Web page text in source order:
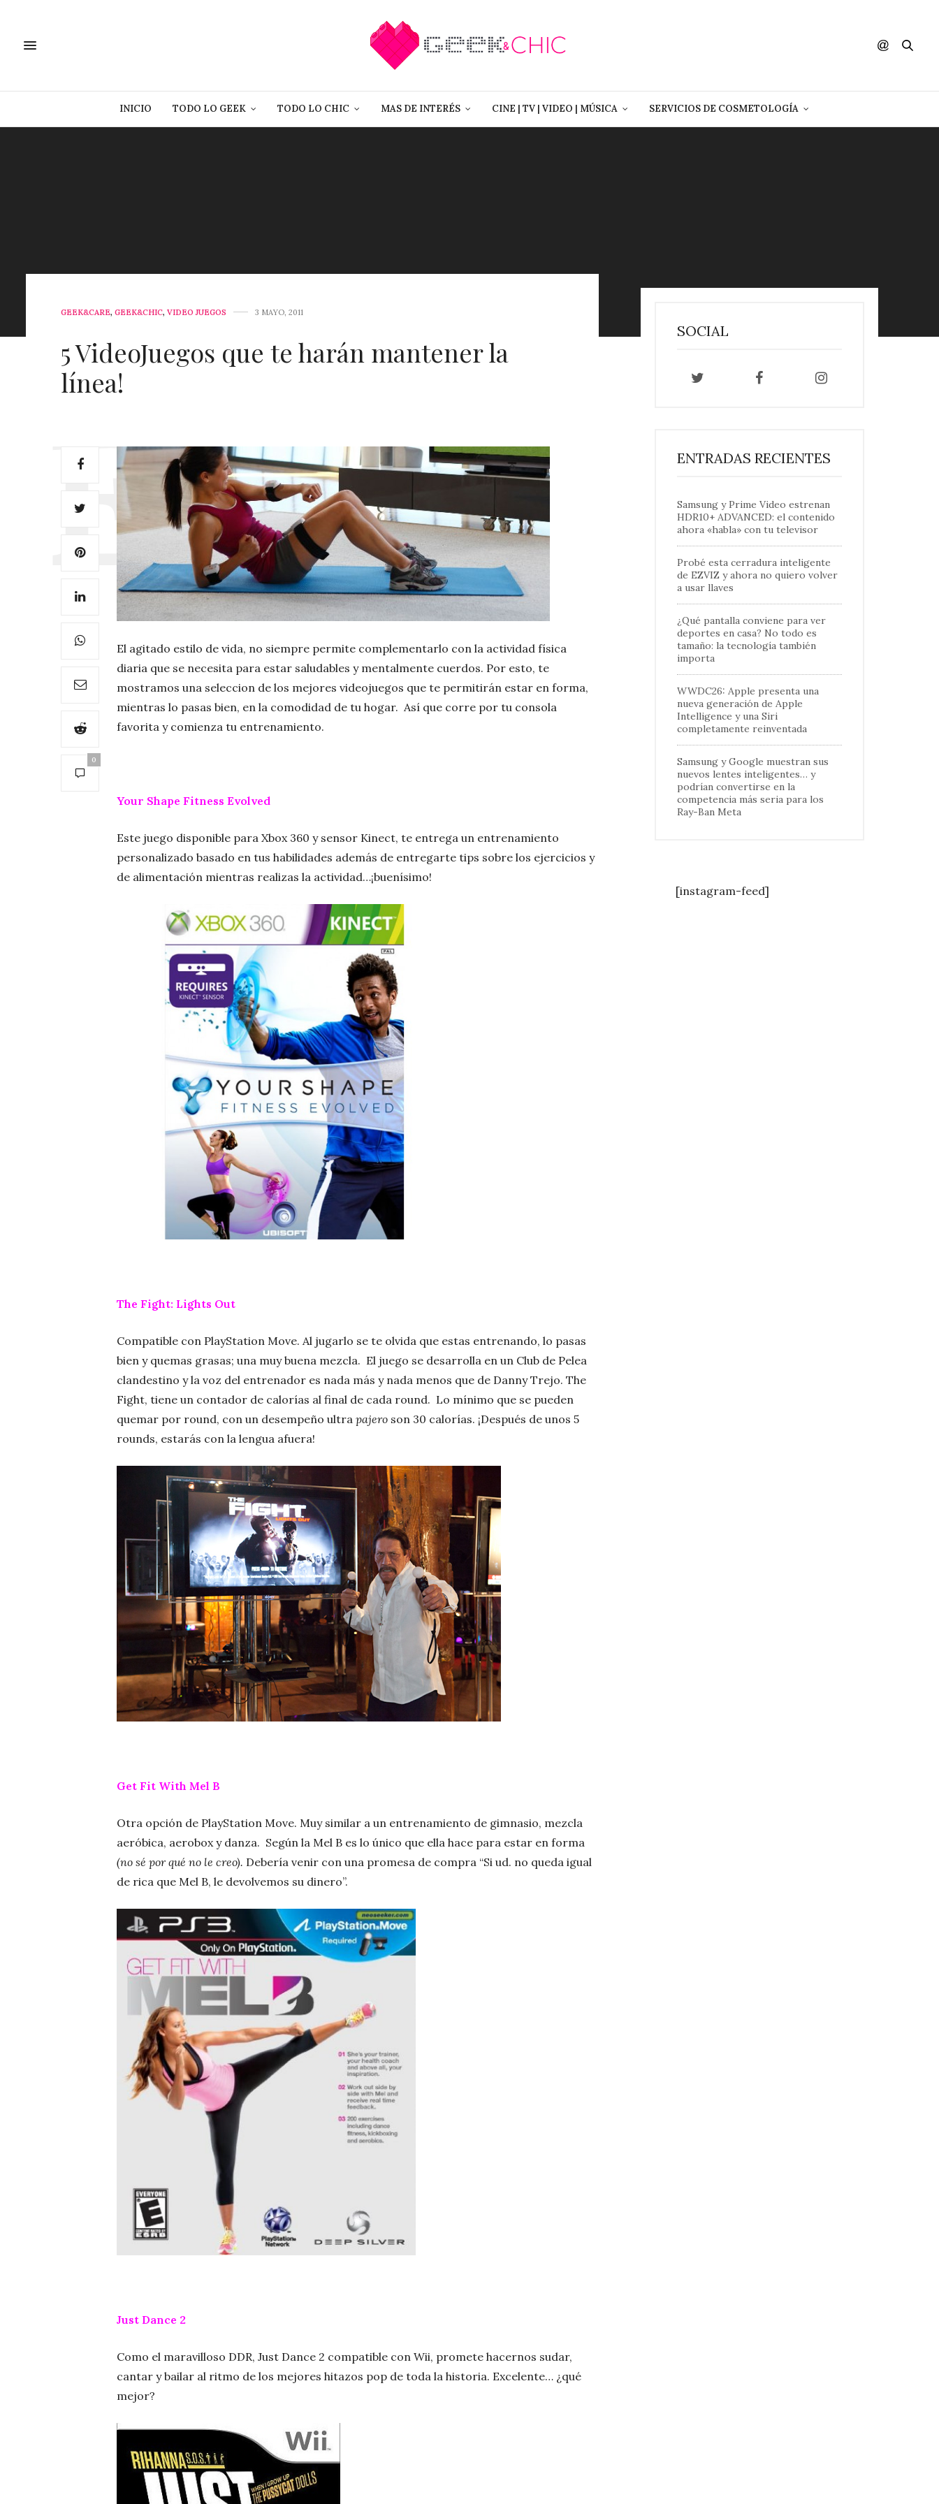
INICIO TODO LO GEEK TODO LO CHIC MAS DE INTERÉS CINE | TV | VIDEO | MÚSICA SERVICIOS DE COSMETOLOGÍA
GEEK&CARE, GEEK&CHIC, VIDEO JUEGOS 3 MAYO, 2011
5 VideoJuegos que te harán mantener la
línea!
0
El agitado estilo de vida, no siempre permite complementarlo con la actividad física
diaria que se necesita para estar saludables y mentalmente cuerdos. Por esto, te
mostramos una seleccion de los mejores videojuegos que te permitirán estar en forma,
mientras lo pasas bien, en la comodidad de tu hogar. Así que corre por tu consola
favorita y comienza tu entrenamiento.
Your Shape Fitness Evolved
Este juego disponible para Xbox 360 y sensor Kinect, te entrega un entrenamiento
personalizado basado en tus habilidades además de entregarte tips sobre los ejercicios y
de alimentación mientras realizas la actividad…¡buenísimo!
The Fight: Lights Out
Compatible con PlayStation Move. Al jugarlo se te olvida que estas entrenando, lo pasas
bien y quemas grasas; una muy buena mezcla. El juego se desarrolla en un Club de Pelea
clandestino y la voz del entrenador es nada más y nada menos que de Danny Trejo. The
Fight, tiene un contador de calorías al final de cada round. Lo mínimo que se pueden
quemar por round, con un desempeño ultra pajero son 30 calorías. ¡Después de unos 5
rounds, estarás con la lengua afuera!
Get Fit With Mel B
Otra opción de PlayStation Move. Muy similar a un entrenamiento de gimnasio, mezcla
aeróbica, aerobox y danza. Según la Mel B es lo único que ella hace para estar en forma
(no sé por qué no le creo). Debería venir con una promesa de compra “Si ud. no queda igual
de rica que Mel B, le devolvemos su dinero”.
Just Dance 2
Como el maravilloso DDR, Just Dance 2 compatible con Wii, promete hacernos sudar,
cantar y bailar al ritmo de los mejores hitazos pop de toda la historia. Excelente… ¿qué
mejor?
SOCIAL
ENTRADAS RECIENTES
Samsung y Prime Video estrenan
HDR10+ ADVANCED: el contenido
ahora «habla» con tu televisor
Probé esta cerradura inteligente
de EZVIZ y ahora no quiero volver
a usar llaves
¿Qué pantalla conviene para ver
deportes en casa? No todo es
tamaño: la tecnología también
importa
WWDC26: Apple presenta una
nueva generación de Apple
Intelligence y una Siri
completamente reinventada
Samsung y Google muestran sus
nuevos lentes inteligentes… y
podrían convertirse en la
competencia más seria para los
Ray-Ban Meta
[instagram-feed]